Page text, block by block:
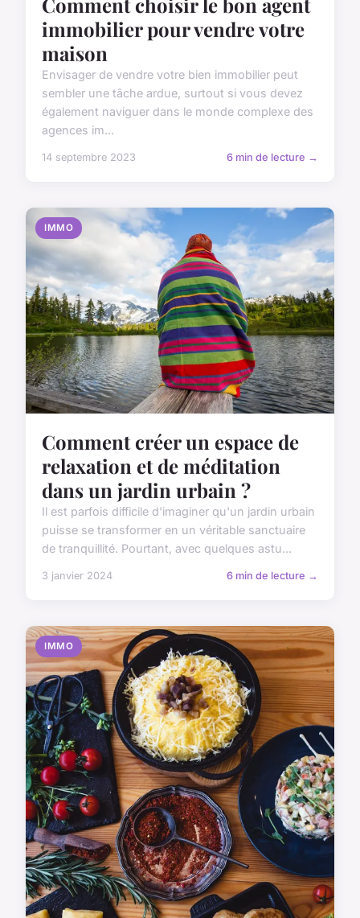
immobilier pour vendre votre
maison
Envisager de vendre votre bien immobilier peut
sembler une tâche ardue, surtout si vous devez
également naviguer dans le monde complexe des
agences im...
14 septembre 2023 6 min de lecture →
IMMO
Comment créer un espace de
relaxation et de méditation
dans un jardin urbain ?
Il est parfois difficile d'imaginer qu'un jardin urbain
puisse se transformer en un véritable sanctuaire
de tranquillité. Pourtant, avec quelques astu...
3 janvier 2024 6 min de lecture →
IMMO